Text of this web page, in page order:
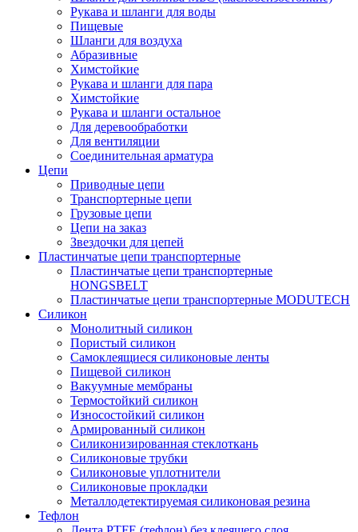
Рукава и шланги для воды
Пищевые
Шланги для воздуха
Абразивные
Химстойкие
Рукава и шланги для пара
Химстойкие
Рукава и шланги остальное
Для деревообработки
Для вентиляции
Соединительная арматура
Цепи
Приводные цепи
Транспортерные цепи
Грузовые цепи
Цепи на заказ
Звездочки для цепей
Пластинчатые цепи транспортерные
Пластинчатые цепи транспортерные
HONGSBELT
Пластинчатые цепи транспортерные MODUTECH
Силикон
Монолитный силикон
Пористый силикон
Самоклеящиеся силиконовые ленты
Пищевой силикон
Вакуумные мембраны
Термостойкий силикон
Износостойкий силикон
Армированный силикон
Силиконизированная стеклоткань
Силиконовые трубки
Силиконовые уплотнители
Силиконовые прокладки
Металлодетектируемая силиконовая резина
Тефлон